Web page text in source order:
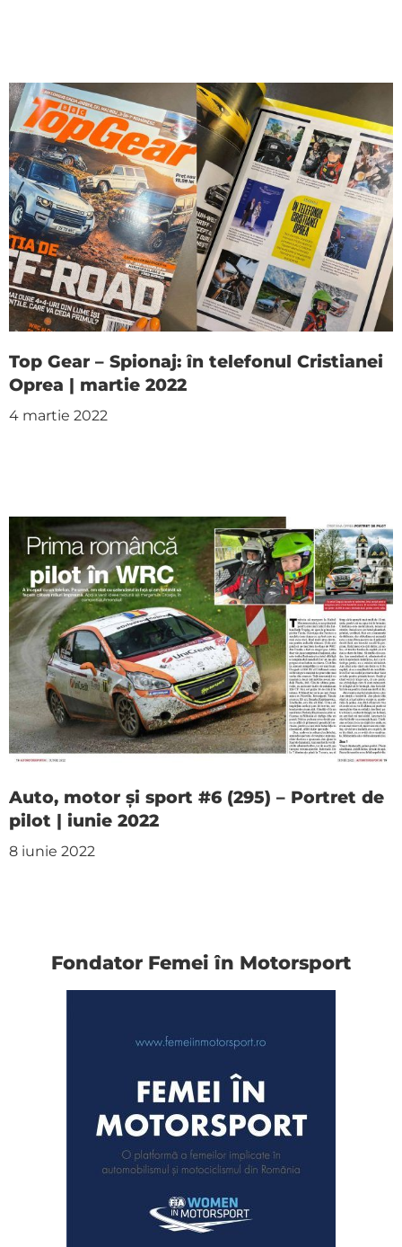
Top Gear – Spionaj: în telefonul Cristianei
Oprea | martie 2022
4 martie 2022
Auto, motor și sport #6 (295) – Portret de
pilot | iunie 2022
8 iunie 2022
Fondator Femei în Motorsport